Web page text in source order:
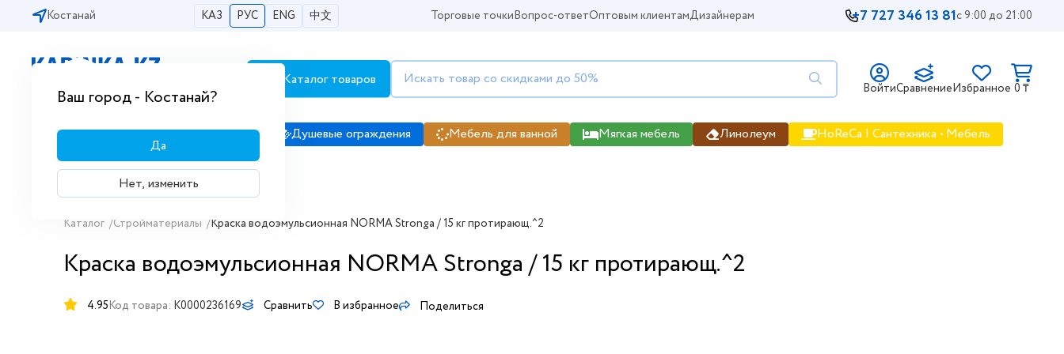
Костанай КАЗ РУС ENG 中文
Ваш город - Костанай?
Да
Нет, изменить
Торговые точкиВопрос-ответОптовым клиентамДизайнерам +7 727 346 13 81с 9:00 до 21:00
Бесплатная доставка по городам РК
Каталог товаров ВойтиСравнениеИзбранное 0 ₸
Сантехника Душевые кабины Душевые ограждения Мебель для ванной Мягкая мебель Линолеум HoReCa | Сантехника • Мебель
Каталог /Стройматериалы /Краска водоэмульсионная NORMA Stronga / 15 кг протирающ.^2
Краска водоэмульсионная NORMA Stronga / 15 кг протирающ.^2
4.95Код товара: K0000236169 Сравнить В избранное Поделиться